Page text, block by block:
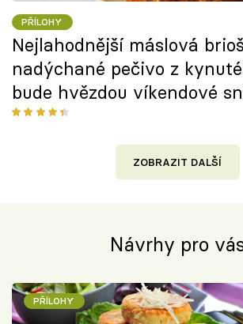
PŘÍLOHY
Nejlahodnější máslová
nadýchané pečivo z
bude hvězdou víkendové
ZOBRAZIT DALŠÍ
Návrhy pro
PŘÍLOHY